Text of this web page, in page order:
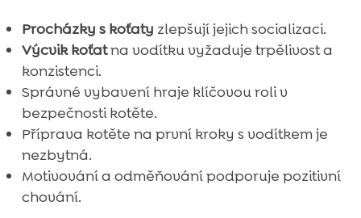
Závěr
FAQ
Procházky s koťaty zlepšují jejich socializaci.
Výcvik koťatna vodítku vyžaduje trpělivost a
konzistenci.
Správné vybavení hraje klíčovou roli v
bezpečnosti kotěte.
Příprava kotěte na první kroky s vodítkem je
nezbytná.
Motivování a odměňování podporuje pozitivní
chování.